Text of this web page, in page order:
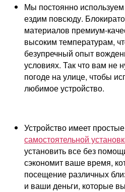
Мы постоянно
ездим повсюду.
материалов премиум-
высоким температурам,
безупречный опыт
условиях. Так что вам не
погоде на улице, чтобы
любимое устройство.
Устройство имеет простые
самостоятельной
установить все без
сэкономит ваше время,
посещение различных
и ваши деньги, которые